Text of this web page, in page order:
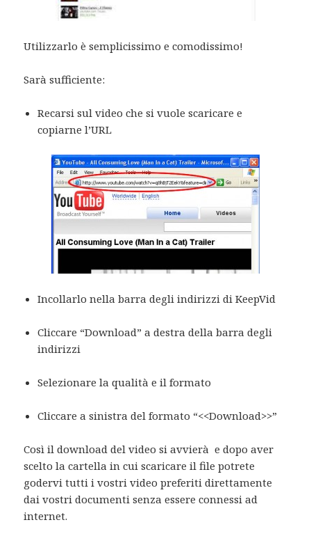
Utilizzarlo è semplicissimo e comodissimo!
Sarà sufficiente:
Recarsi sul video che si vuole scaricare e
copiarne l’URL
Incollarlo nella barra degli indirizzi di KeepVid
Cliccare “Download” a destra della barra degli
indirizzi
Selezionare la qualità e il formato
Cliccare a sinistra del formato “<<Download>>”
Così il download del video si avvierà e dopo aver
scelto la cartella in cui scaricare il file potrete
godervi tutti i vostri video preferiti direttamente
dai vostri documenti senza essere connessi ad
internet.